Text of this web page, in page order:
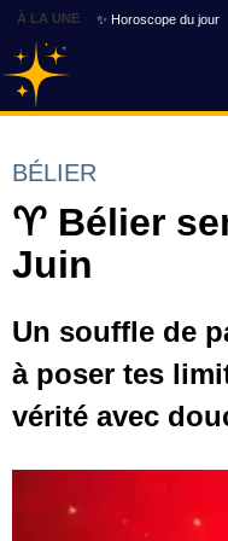
À LA UNE ✨ Horoscope du jour
BÉLIER
♈ Bélier
Juin
Un souffle de
à poser tes
vérité avec